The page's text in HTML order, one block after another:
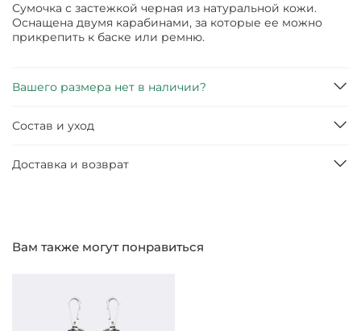
Сумочка с застежкой черная из натуральной кожи.
Оснащена двумя карабинами, за которые ее можно
прикрепить к баске или ремню.
Вашего размера нет в наличии?
Состав и уход
Доставка и возврат
Вам также могут понравиться